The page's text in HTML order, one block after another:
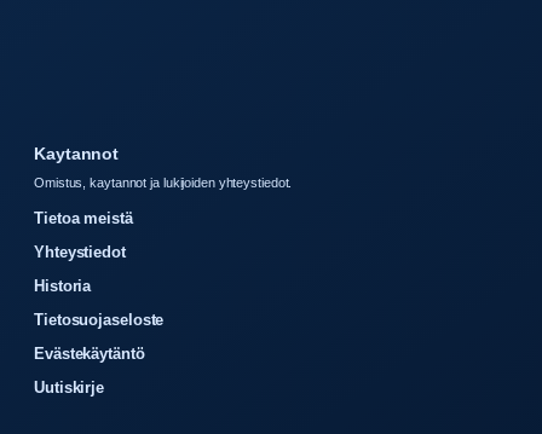
Kaytannot
Omistus, kaytannot ja lukijoiden yhteystiedot.
Tietoa meistä
Yhteystiedot
Historia
Tietosuojaseloste
Evästekäytäntö
Uutiskirje